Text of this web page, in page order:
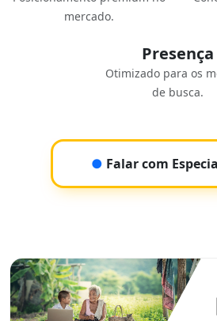
mercado.
Presença
Otimizado para os
de busca.
● Falar com